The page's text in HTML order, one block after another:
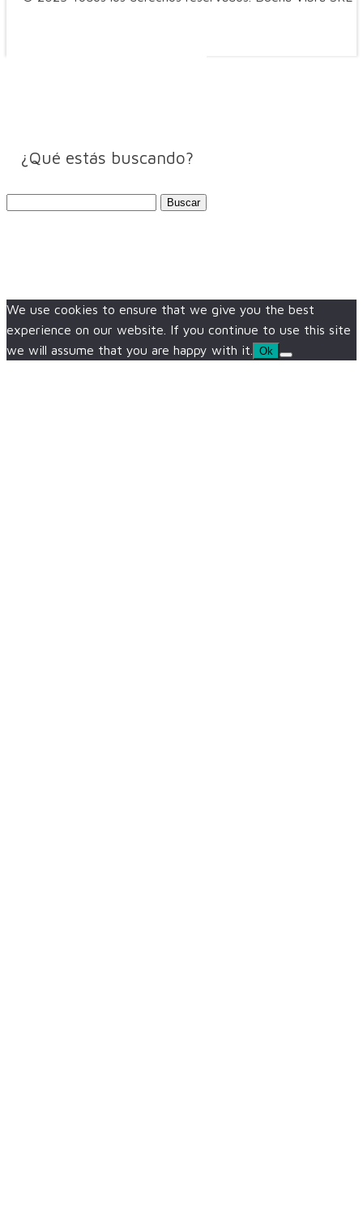
¿Qué estás buscando?
We use cookies to ensure that we give you the best
experience on our website. If you continue to use this site
we will assume that you are happy with it.
Ok